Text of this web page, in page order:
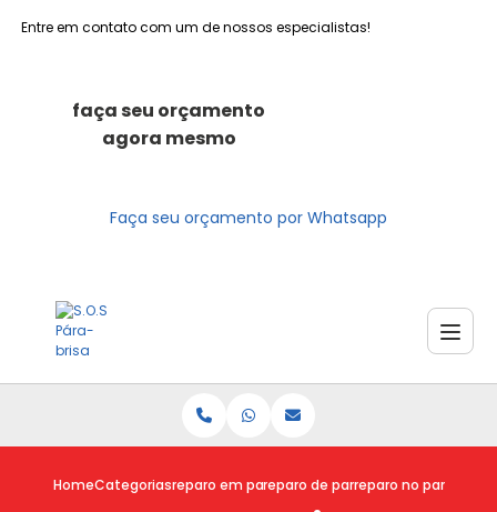
Entre em contato com um de nossos especialistas!
faça seu orçamento
agora mesmo
Faça seu orçamento por Whatsapp
HomeCategoriasreparo em para brisasreparo de para brisa trincado
reparo no para